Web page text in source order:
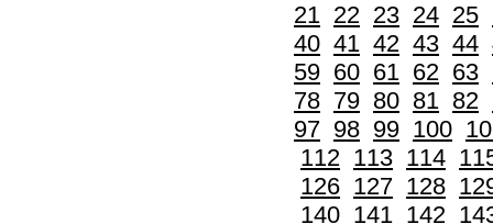
21 22 23 24 25
40 41 42 43 44
59 60 61 62 63
78 79 80 81 82
97 98 99 100
112 113 114
126 127 128
140 141 142